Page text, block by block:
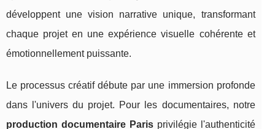
développent une vision narrative unique, transformant
chaque projet en une expérience visuelle cohérente et
émotionnellement puissante.
Le processus créatif débute par une immersion profonde
dans l'univers du projet. Pour les documentaires, notre
production documentaire Parisprivilégie l'authenticité